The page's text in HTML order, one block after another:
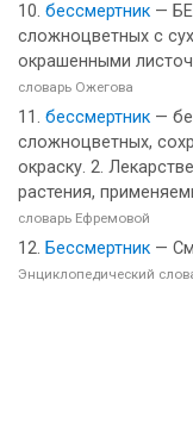
бессмертник —
сложноцветных с
окрашенными
словарь Ожегова
бессмертник —
сложноцветных,
окраску. 2.
растения,
словарь Ефремовой
Бессмертник —
Энциклопедический